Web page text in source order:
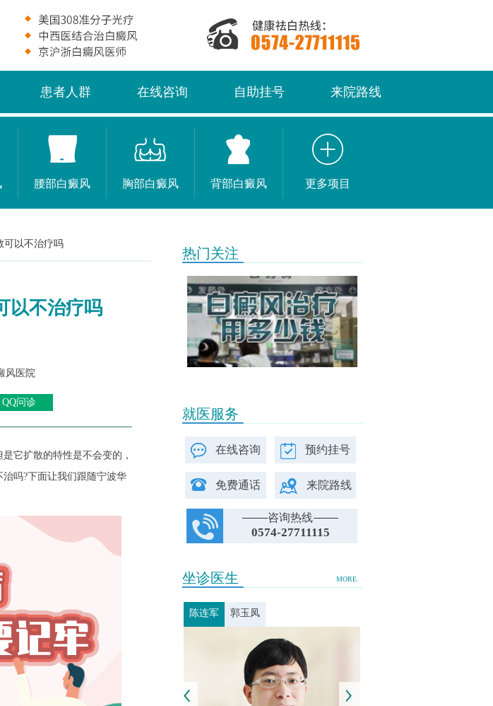
患者人群 在线咨询 自助挂号 来院路线
腰部白癜风 胸部白癜风 背部白癜风 更多项目
可以不治疗吗
以不治疗吗
风医院
QQ问诊
它扩散的特性是不会变的，
吗?下面让我们跟随宁波华
热门关注
就医服务
在线咨询 预约挂号
免费通话 来院路线
咨询热线
0574-27711115
MORE
坐诊医生
陈连军 郭玉凤